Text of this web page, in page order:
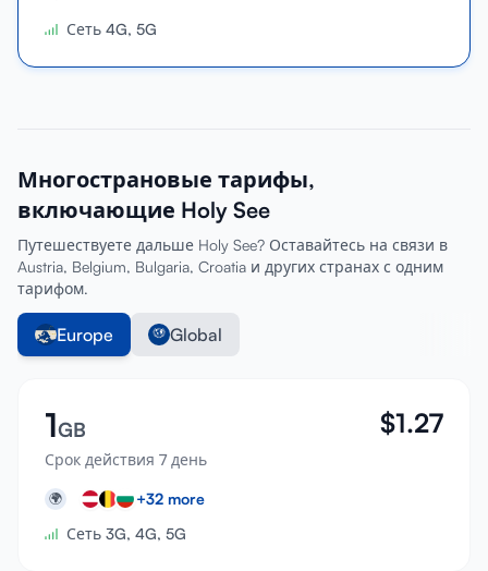
Сеть 4G, 5G
Многострановые тарифы,
включающие Holy See
Путешествуете дальше Holy See? Оставайтесь на связи в
Austria, Belgium, Bulgaria, Croatia и других странах с одним
тарифом.
Europe Global
1GB
Срок действия 7 день
$1.27
🌍 +32 more
Сеть 3G, 4G, 5G